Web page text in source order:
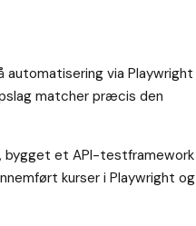
via Playwright
matcher præcis den
bygget et API-testframework
kurser i Playwright og